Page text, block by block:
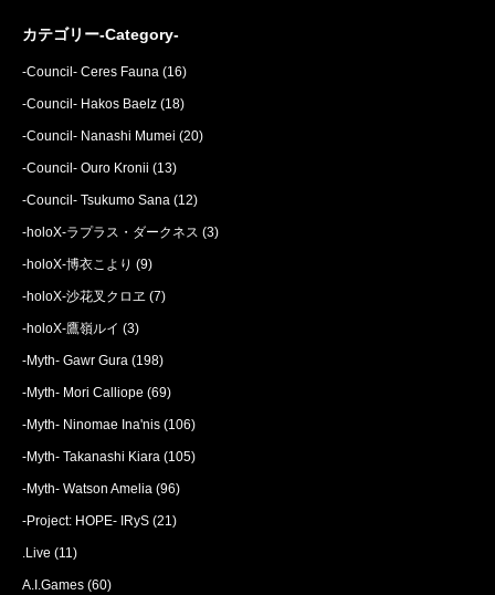
カテゴリー-Category-
-Council- Ceres Fauna (16)
-Council- Hakos Baelz (18)
-Council- Nanashi Mumei (20)
-Council- Ouro Kronii (13)
-Council- Tsukumo Sana (12)
-holoX-ラプラス・ダークネス (3)
-holoX-博衣こより (9)
-holoX-沙花叉クロヱ (7)
-holoX-鷹嶺ルイ (3)
-Myth- Gawr Gura (198)
-Myth- Mori Calliope (69)
-Myth- Ninomae Ina'nis (106)
-Myth- Takanashi Kiara (105)
-Myth- Watson Amelia (96)
-Project: HOPE- IRyS (21)
.Live (11)
A.I.Games (60)